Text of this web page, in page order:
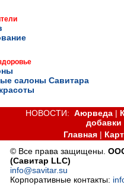
салоны Савитара
НОВОСТИ:Аюрведа |
добавки
Главная|
© Все права защищены.
(Савитар LLC)
info@savitar.su
Корпоративные контакты: